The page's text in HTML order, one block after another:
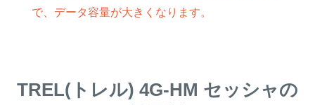
で、データ容量が大きくなります。
TREL(トレル) 4G-HM セッシャの